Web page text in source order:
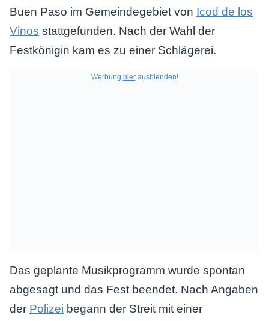
Buen Paso im Gemeindegebiet von Icod de los
Vinos stattgefunden. Nach der Wahl der
Festkönigin kam es zu einer Schlägerei.
Werbung hierausblenden!
Das geplante Musikprogramm wurde spontan
abgesagt und das Fest beendet. Nach Angaben
der Polizei begann der Streit mit einer